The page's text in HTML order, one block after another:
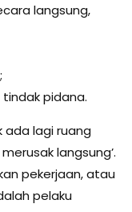
langsung,
pidana.
ada lagi ruang
langsung’.
pekerjaan, atau
pelaku